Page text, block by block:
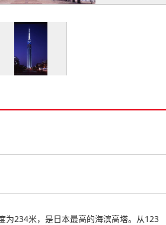
为234米，是日本最高的海滨高塔。从123